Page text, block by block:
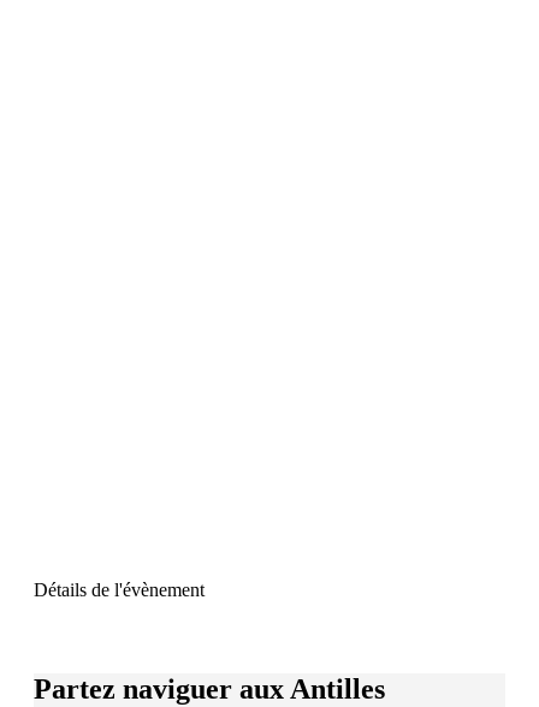
Détails de l'évènement
Partez naviguer aux Antilles